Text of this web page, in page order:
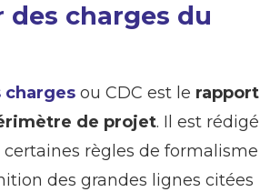
des charges du
charges ou CDC est le rapport
de projet. Il est rédigé
certaines règles de formalisme
des grandes lignes citées